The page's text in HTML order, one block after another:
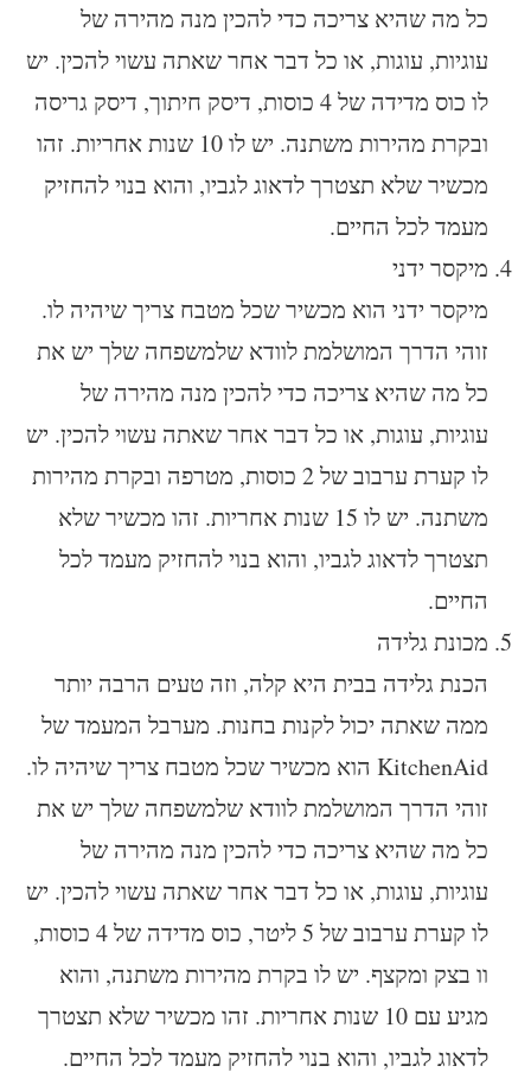
כל מה שהיא צריכה כדי להכין מנה מהירה של
עוגיות, עוגות, או כל דבר אחר שאתה עשוי להכין. יש
לו כוס מדידה של 4 כוסות, דיסק חיתוך, דיסק גריסה
ובקרת מהירות משתנה. יש לו 10 שנות אחריות. זהו
מכשיר שלא תצטרך לדאוג לגביו, והוא בנוי להחזיק
מעמד לכל החיים.
מיקסר ידני
מיקסר ידני הוא מכשיר שכל מטבח צריך שיהיה לו.
זוהי הדרך המושלמת לוודא שלמשפחה שלך יש את
כל מה שהיא צריכה כדי להכין מנה מהירה של
עוגיות, עוגות, או כל דבר אחר שאתה עשוי להכין. יש
לו קערת ערבוב של 2 כוסות, מטרפה ובקרת מהירות
משתנה. יש לו 15 שנות אחריות. זהו מכשיר שלא
תצטרך לדאוג לגביו, והוא בנוי להחזיק מעמד לכל
החיים.
מכונת גלידה
הכנת גלידה בבית היא קלה, וזה טעים הרבה יותר
ממה שאתה יכול לקנות בחנות. מערבל המעמד של
KitchenAid הוא מכשיר שכל מטבח צריך שיהיה לו.
זוהי הדרך המושלמת לוודא שלמשפחה שלך יש את
כל מה שהיא צריכה כדי להכין מנה מהירה של
עוגיות, עוגות, או כל דבר אחר שאתה עשוי להכין. יש
לו קערת ערבוב של 5 ליטר, כוס מדידה של 4 כוסות,
וו בצק ומקצף. יש לו בקרת מהירות משתנה, והוא
מגיע עם 10 שנות אחריות. זהו מכשיר שלא תצטרך
לדאוג לגביו, והוא בנוי להחזיק מעמד לכל החיים.